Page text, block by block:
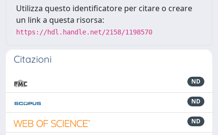
Utilizza questo identificatore per citare o creare
un link a questa risorsa:
https://hdl.handle.net/2158/1198570
Citazioni
ND
ND
ND